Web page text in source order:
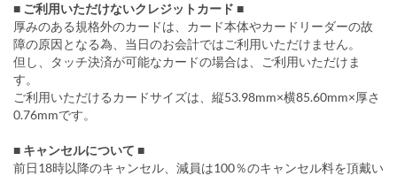
■ ご利用いただけないクレジットカード ■
厚みのある規格外のカードは、カード本体やカードリーダーの故
障の原因となる為、当日のお会計ではご利用いただけません。
但し、タッチ決済が可能なカードの場合は、ご利用いただけま
す。
ご利用いただけるカードサイズは、縦53.98mm×横85.60mm×厚さ
0.76mmです。
■ キャンセルについて ■
前日18時以降のキャンセル、減員は100％のキャンセル料を頂戴い